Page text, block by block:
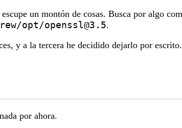
un montón de cosas. Busca por algo
opt/openssl@3.5.
y a la tercera he decidido dejarlo por
por ahora.